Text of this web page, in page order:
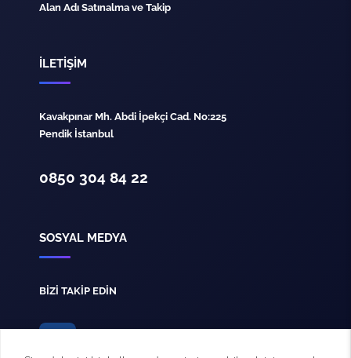
Alan Adı Satınalma ve Takip
İLETİŞİM
Kavakpınar Mh. Abdi İpekçi Cad. No:225
Pendik İstanbul
0850 304 84 22
SOSYAL MEDYA
BİZİ TAKİP EDİN